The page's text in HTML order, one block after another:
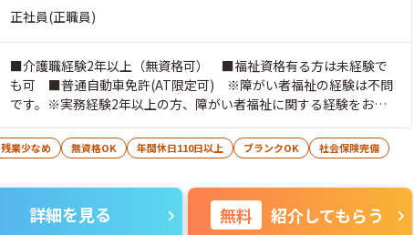
正社員(正職員)
■介護職経験2年以上（無資格可） ■福祉資格有る方は未経験で
も可 ■普通自動車免許(AT限定可) ※障がい者福祉の経験は不問
です。※実務経験2年以上の方、障がい者福祉に関する経験をお持
ちの方大歓迎
残業少なめ 無資格OK 年間休日110日以上 ブランクOK
社会保険完備
詳細を見る 無料 紹介してもらう